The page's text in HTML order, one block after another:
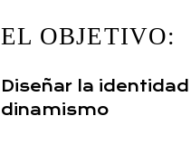
EL OBJETIVO:
Diseñar la
dinamismo